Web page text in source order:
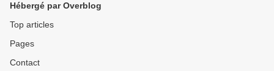
Hébergé par Overblog
Top articles
Pages
Contact